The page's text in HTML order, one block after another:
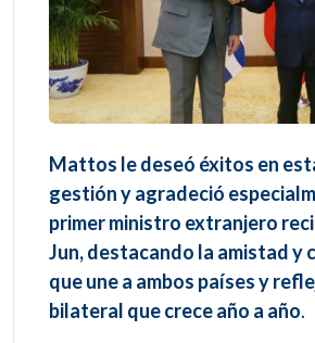
Mattos le deseó éxitos en
gestión y agradeció
primer ministro extranjero
Jun, destacando la amistad y
que une a ambos países y
bilateral que crece año a año.